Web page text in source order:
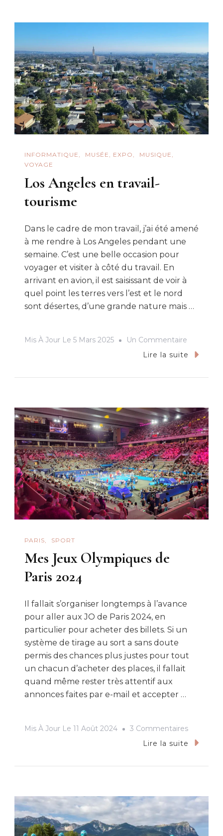
Béatrice
Rana
Joue
Bach
INFORMATIQUE MUSÉE, EXPO
MUSIQUE
VOYAGE
Los Angeles en travail-
tourisme
Dans le cadre de mon travail, j’ai été amené
à me rendre à Los Angeles pendant une
semaine. C’est une belle occasion pour
voyager et visiter à côté du travail. En
arrivant en avion, il est saisissant de voir à
quel point les terres vers l’est et le nord
sont désertes, d’une grande nature mais …
Mis À Jour Le 5 Mars 2025 Un Commentaire
Los
Tourisme
Lire la suite
PARIS SPORT
Mes Jeux Olympiques de
Paris 2024
Il fallait s’organiser longtemps à l’avance
pour aller aux JO de Paris 2024, en
particulier pour acheter des billets. Si un
système de tirage au sort a sans doute
permis des chances plus justes pour tout
un chacun d’acheter des places, il fallait
quand même rester très attentif aux
annonces faites par e-mail et accepter …
Mis À Jour Le 11 Août 2024 3 CommentairesSur
Mes
Paris
2024
Lire la suite